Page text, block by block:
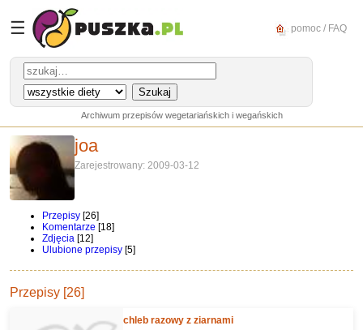
☰ pomoc / FAQ
Archiwum przepisów wegetariańskich i wegańskich
joa
Zarejestrowany: 2009-03-12
Przepisy [26]
Komentarze [18]
Zdjęcia [12]
Ulubione przepisy [5]
Przepisy [26]
chleb razowy z ziarnami